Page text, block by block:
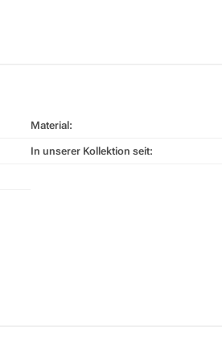
Material:
In unserer Kollektion seit: